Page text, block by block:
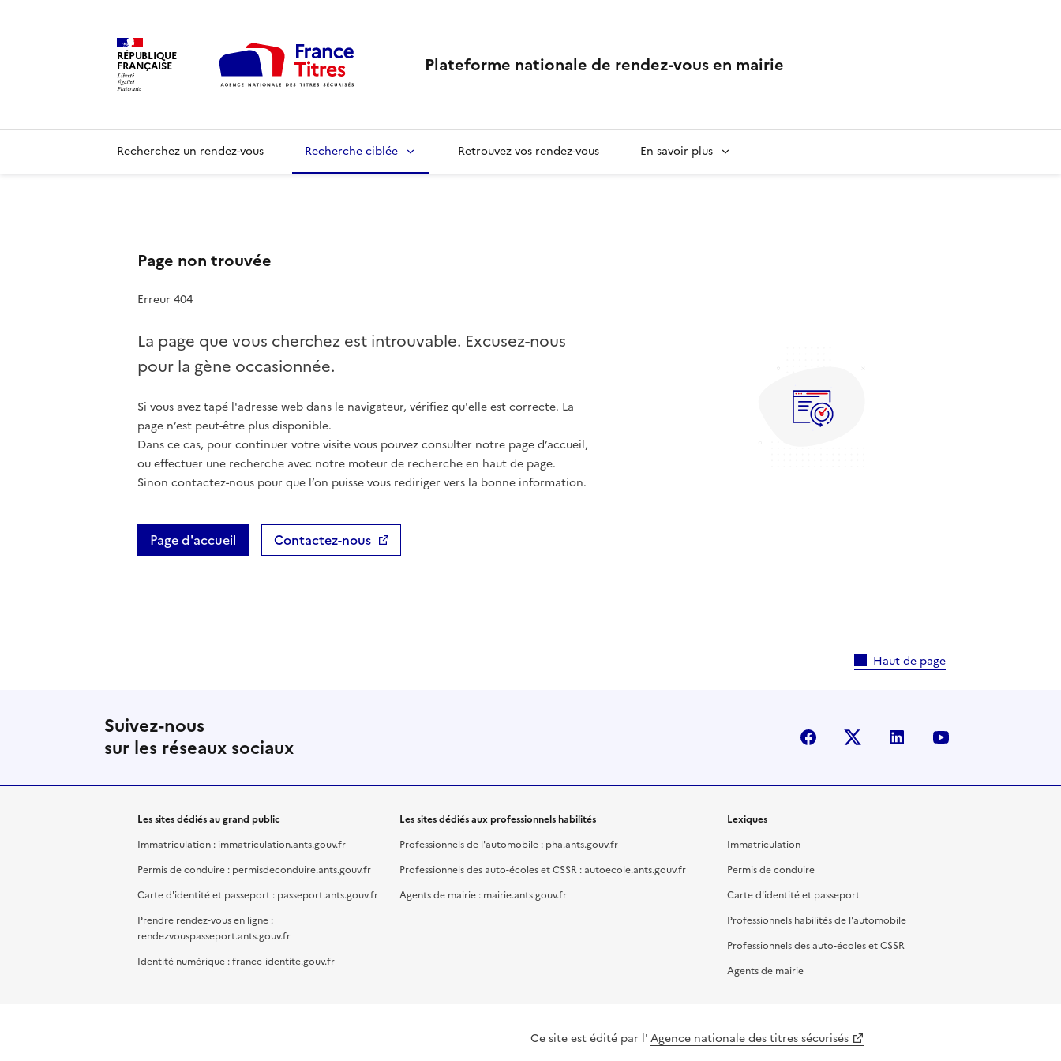
RÉPUBLIQUE
FRANÇAISE Plateforme nationale de rendez-vous en mairie
Recherchez un rendez-vous Recherche ciblée Retrouvez vos rendez-vous En savoir plus
Page non trouvée
Erreur 404
La page que vous cherchez est introuvable. Excusez-nous
pour la gène occasionnée.
Si vous avez tapé l'adresse web dans le navigateur, vérifiez qu'elle est correcte. La
page n’est peut-être plus disponible.
Dans ce cas, pour continuer votre visite vous pouvez consulter notre page d’accueil,
ou effectuer une recherche avec notre moteur de recherche en haut de page.
Sinon contactez-nous pour que l’on puisse vous rediriger vers la bonne information.
Page d'accueil Contactez-nous
Haut de page
Suivez-nous
sur les réseaux sociaux
facebook X (anciennement Twitter)
linkedin
Les sites dédiés au grand public
Immatriculation : immatriculation.ants.gouv.fr
Permis de conduire : permisdeconduire.ants.gouv.fr
Carte d'identité et passeport : passeport.ants.gouv.fr
Prendre rendez-vous en ligne :
rendezvouspasseport.ants.gouv.fr
Identité numérique : france-identite.gouv.fr
Les sites dédiés aux professionnels habilités
Professionnels de l'automobile : pha.ants.gouv.fr
Professionnels des auto-écoles et CSSR : autoecole.ants.gouv.fr
Agents de mairie : mairie.ants.gouv.fr
Lexiques
Immatriculation
Permis de conduire
Carte d'identité et passeport
Professionnels habilités de l'automobile
Professionnels des auto-écoles et CSSR
Agents de mairie
Ce site est édité par l'Agence nationale des titres sécurisés